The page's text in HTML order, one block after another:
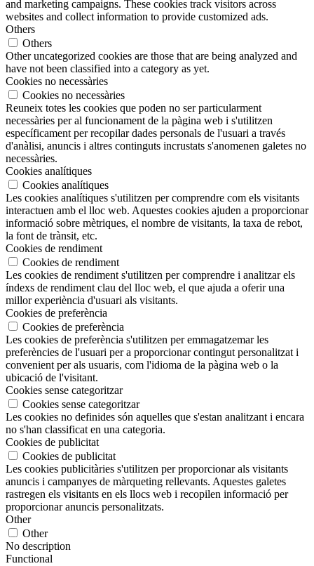
and marketing campaigns. These cookies track visitors across
websites and collect information to provide customized ads.
Others
Others
Other uncategorized cookies are those that are being analyzed and
have not been classified into a category as yet.
Cookies no necessàries
Cookies no necessàries
Reuneix totes les cookies que poden no ser particularment
necessàries per al funcionament de la pàgina web i s'utilitzen
específicament per recopilar dades personals de l'usuari a través
d'anàlisi, anuncis i altres continguts incrustats s'anomenen galetes no
necessàries.
Cookies analítiques
Cookies analítiques
Les cookies analítiques s'utilitzen per comprendre com els visitants
interactuen amb el lloc web. Aquestes cookies ajuden a proporcionar
informació sobre mètriques, el nombre de visitants, la taxa de rebot,
la font de trànsit, etc.
Cookies de rendiment
Cookies de rendiment
Les cookies de rendiment s'utilitzen per comprendre i analitzar els
índexs de rendiment clau del lloc web, el que ajuda a oferir una
millor experiència d'usuari als visitants.
Cookies de preferència
Cookies de preferència
Les cookies de preferència s'utilitzen per emmagatzemar les
preferències de l'usuari per a proporcionar contingut personalitzat i
convenient per als usuaris, com l'idioma de la pàgina web o la
ubicació de l'visitant.
Cookies sense categoritzar
Cookies sense categoritzar
Les cookies no definides són aquelles que s'estan analitzant i encara
no s'han classificat en una categoria.
Cookies de publicitat
Cookies de publicitat
Les cookies publicitàries s'utilitzen per proporcionar als visitants
anuncis i campanyes de màrqueting rellevants. Aquestes galetes
rastregen els visitants en els llocs web i recopilen informació per
proporcionar anuncis personalitzats.
Other
Other
No description
Functional